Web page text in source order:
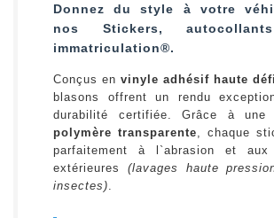
Donnez du style à votre
nos Stickers,
immatriculation®.
Conçus en vinyle adhésif haute
blasons offrent un rendu
durabilité certifiée. Grâce à une
polymère transparente, chaque
parfaitement à l`abrasion et aux
extérieures (lavages haute
insectes).